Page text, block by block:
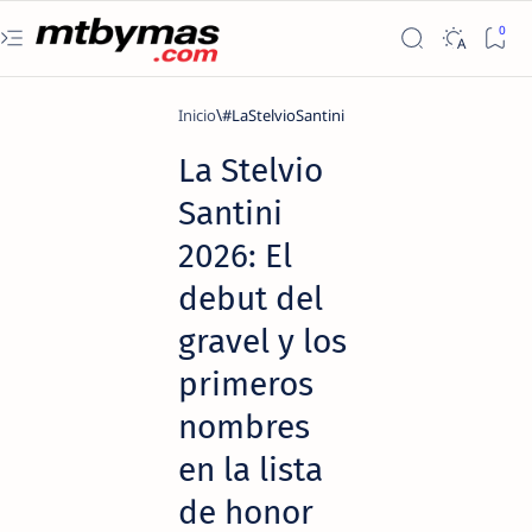
Inicio #LaStelvioSantini
La Stelvio
Santini
2026: El
debut del
gravel y los
primeros
nombres
en la lista
de honor